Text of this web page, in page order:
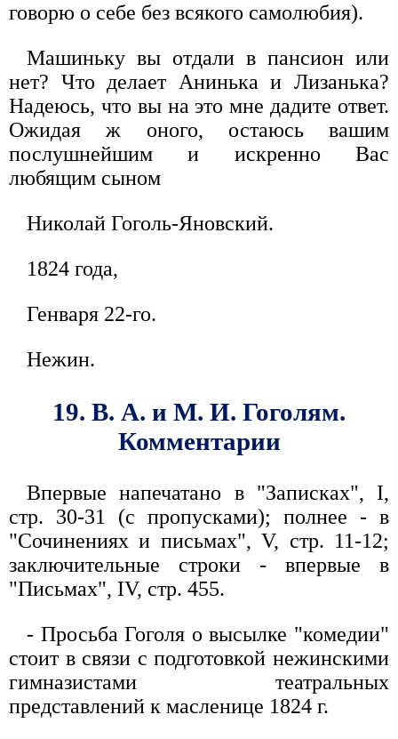
говорю о себе без всякого самолюбия).
Машиньку вы отдали в пансион или
нет? Что делает Анинька и Лизанька?
Надеюсь, что вы на это мне дадите ответ.
Ожидая ж оного, остаюсь вашим
послушнейшим и искренно Вас
любящим сыном
Николай Гоголь-Яновский.
1824 года,
Генваря 22-го.
Нежин.
19. В. А. и М. И. Гоголям.
Комментарии
Впервые напечатано в "Записках", I,
стр. 30-31 (с пропусками); полнее - в
"Сочинениях и письмах", V, стр. 11-12;
заключительные строки - впервые в
"Письмах", IV, стр. 455.
- Просьба Гоголя о высылке "комедии"
стоит в связи с подготовкой нежинскими
гимназистами театральных
представлений к масленице 1824 г.